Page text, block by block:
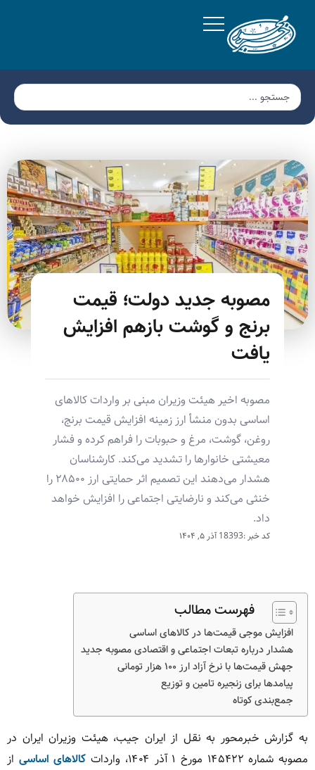
مصوبه جدید دولت؛ قیمت
برنج و گوشت بازهم افزایش
یافت
مصوبه اخیر هیئت وزیران مبنی بر واردات کالاهای
اساسی بدون منشأ ارز زمینه افزایش قیمت برنج،
روغن، گوشت، مرغ و حبوبات را فراهم کرده و فشار
معیشتی خانوارها را تشدید می‌کند. کارشناسان
هشدار می‌دهند این تصمیم اثر حمایتی ارز ۲۸۵۰۰ را
خنثی می‌کند و نارضایتی اجتماعی را افزایش خواهد
داد.
کد خبر :18393 آذر ۵, ۱۴۰۴
فهرست مطالب
افزایش موجی قیمت‌ها در کالاهای اساسی
هشدار درباره تبعات اجتماعی و اقتصادی مصوبه جدید
جهش قیمت‌ها با نرخ آزاد ارز ۱۰۰ هزار تومانی
پیامدها برای زنجیره تامین و توزیع
جمع‌بندی کوتاه
به گزارش خبرمحور به نقل از ایران جیب، هیئت وزیران ایران در
مصوبه شماره ۱۴۵۴۲۲ مورخ ۱ آذر ۱۴۰۴، واردات
کالاهای اساسی از